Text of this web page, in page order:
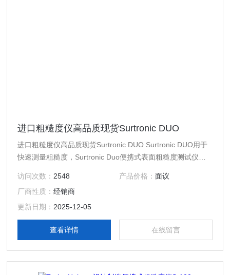
进口粗糙度仪高品质现货Surtronic DUO
进口粗糙度仪高品质现货Surtronic DUO Surtronic DUO用于
快速测量粗糙度，Surtronic Duo便携式表面粗糙度测试仪，
时间佩戴的金刚石触控笔，它通过精密电动横动机构穿过零
件。触针的垂直移动由将机械运动转换为电信号的压电拾取器
检测。信号被数字化并发送到微处理器以便即时计算表面参
数。
访问次数： 2548 产品价格： 面议
厂商性质：经销商
更新日期： 2025-12-05
查看详情 在线留言